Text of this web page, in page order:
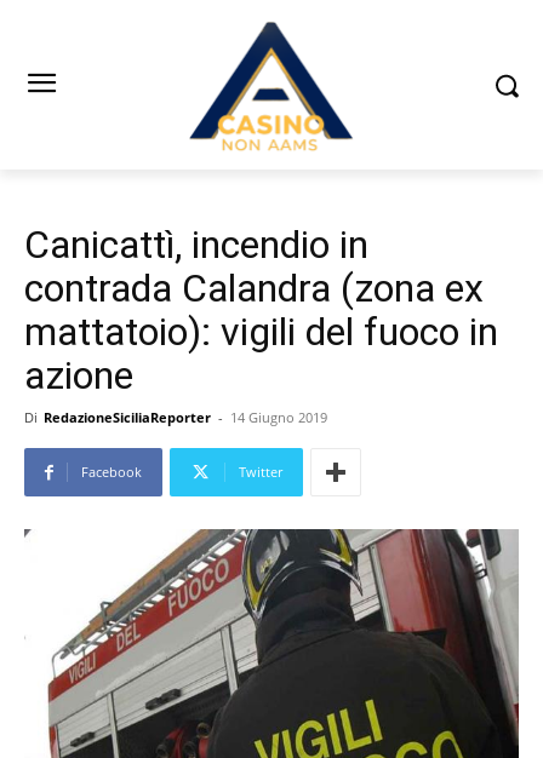
Canicattì, incendio in
contrada Calandra (zona ex
mattatoio): vigili del fuoco in
azione
Di RedazioneSiciliaReporter - 14 Giugno 2019
Facebook Twitter